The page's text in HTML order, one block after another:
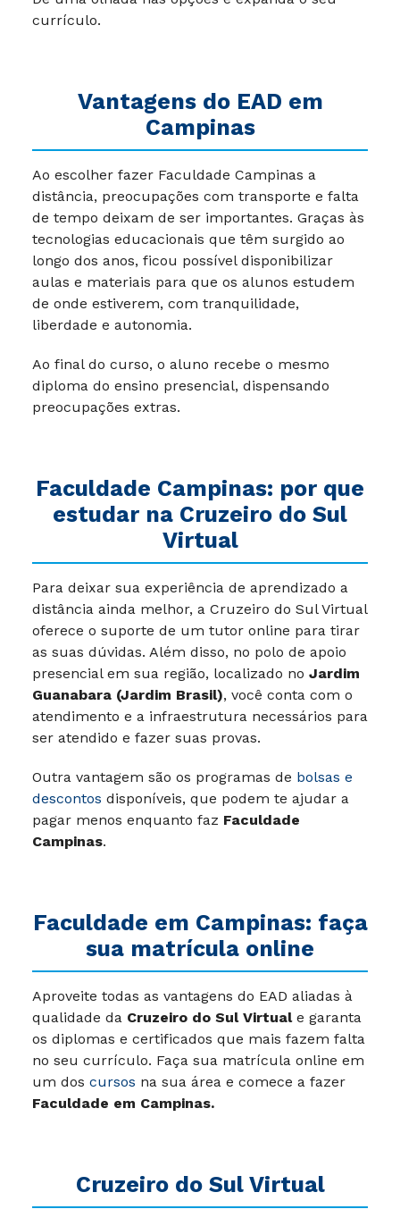
currículo.
Vantagens do EAD em
Campinas
Ao escolher fazer Faculdade Campinas a
distância, preocupações com transporte e falta
de tempo deixam de ser importantes. Graças às
tecnologias educacionais que têm surgido ao
longo dos anos, ficou possível disponibilizar
aulas e materiais para que os alunos estudem
de onde estiverem, com tranquilidade,
liberdade e autonomia.
Ao final do curso, o aluno recebe o mesmo
diploma do ensino presencial, dispensando
preocupações extras.
Faculdade Campinas: por que
estudar na Cruzeiro do Sul
Virtual
Para deixar sua experiência de aprendizado a
distância ainda melhor, a Cruzeiro do Sul Virtual
oferece o suporte de um tutor online para tirar
as suas dúvidas. Além disso, no polo de apoio
presencial em sua região, localizado no Jardim
Guanabara (Jardim Brasil), você conta com o
atendimento e a infraestrutura necessários para
ser atendido e fazer suas provas.
Outra vantagem são os programas de bolsas e
descontos disponíveis, que podem te ajudar a
pagar menos enquanto faz Faculdade
Campinas.
Faculdade em Campinas: faça
sua matrícula online
Aproveite todas as vantagens do EAD aliadas à
qualidade da Cruzeiro do Sul Virtuale garanta
os diplomas e certificados que mais fazem falta
no seu currículo. Faça sua matrícula online em
um dos cursos na sua área e comece a fazer
Faculdade em Campinas.
Cruzeiro do Sul Virtual